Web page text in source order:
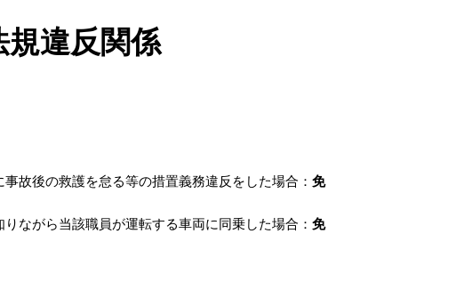
規違反関係
事故後の救護を怠る等の措置義務違反をした場合： 免
ながら当該職員が運転する車両に同乗した場合： 免